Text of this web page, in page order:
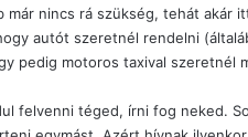
már nincs rá szükség, tehát akár
autót szeretnél rendelni
pedig motoros taxival szeretnél
felvenni téged, írni fog neked.